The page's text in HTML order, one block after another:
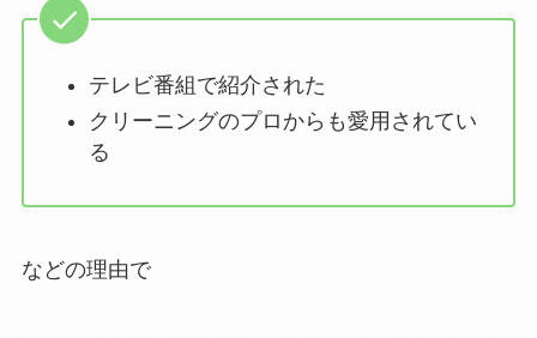
テレビ番組で紹介された
クリーニングのプロからも愛用されてい
る
などの理由で